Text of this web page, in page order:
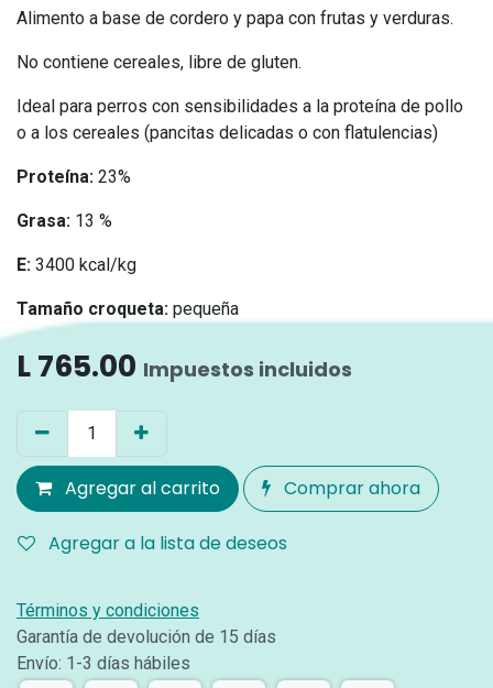
Alimento a base de cordero y papa con frutas y verduras.
No contiene cereales, libre de gluten.
Ideal para perros con sensibilidades a la proteína de pollo
o a los cereales (pancitas delicadas o con flatulencias)
Proteína: 23%
Grasa: 13 %
E: 3400 kcal/kg
Tamaño croqueta: pequeña
L765.00 Impuestos incluidos
Agregar al carrito Comprar ahora
Agregar a la lista de deseos
Términos y condiciones
Garantía de devolución de 15 días
Envío: 1-3 días hábiles